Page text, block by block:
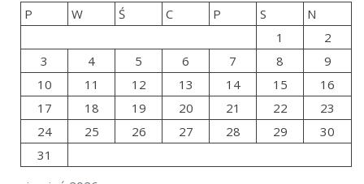
P W Ś C P S
N
1
2
3
4 5 6 7 8
9
10
11 12 13 14 15
16
17
18 19 20 21 22
23
24
25 26 27 28 29
30
31